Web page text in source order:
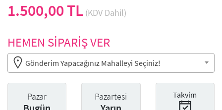
1.500,00 TL (KDV Dahil)
HEMEN SİPARİŞ VER
Gönderim Yapacağınız Mahalleyi Seçiniz!
Pazar Pazartesi Takvim